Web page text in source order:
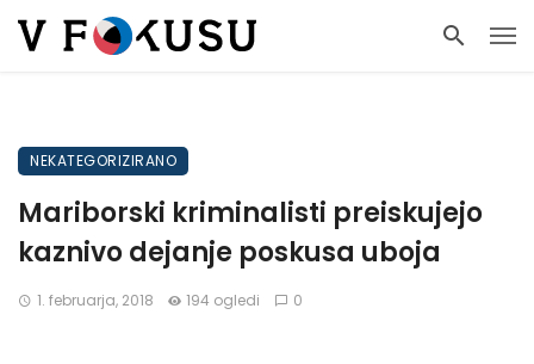
NEKATEGORIZIRANO
Mariborski kriminalisti preiskujejo
kaznivo dejanje poskusa uboja
1. februarja, 2018 194 ogledi 0